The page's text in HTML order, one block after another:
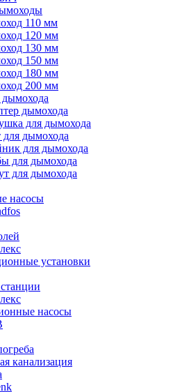
110 мм
120 мм
130 мм
150 мм
180 мм
200 мм
дымохода
для дымохода
для дымохода
для дымохода
для дымохода
для дымохода
насосы
установки
насосы
канализация